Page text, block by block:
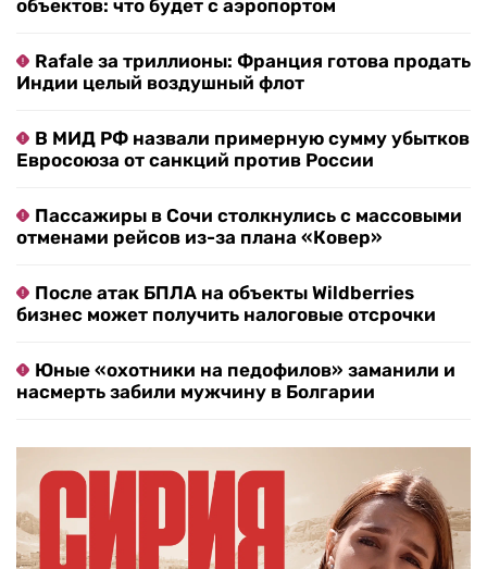
объектов: что будет с аэропортом
Rafale за триллионы: Франция готова продать
Индии целый воздушный флот
В МИД РФ назвали примерную сумму убытков
Евросоюза от санкций против России
Пассажиры в Сочи столкнулись с массовыми
отменами рейсов из-за плана «Ковер»
После атак БПЛА на объекты Wildberries
бизнес может получить налоговые отсрочки
Юные «охотники на педофилов» заманили и
насмерть забили мужчину в Болгарии